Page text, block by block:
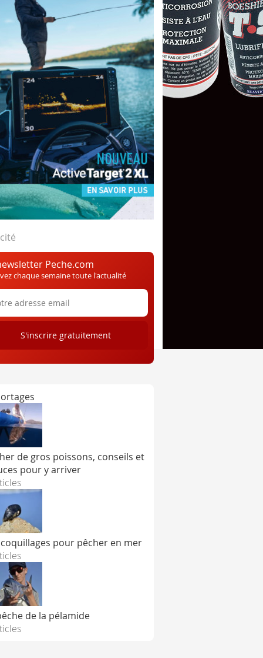
Peche.com
chaque semaine toute l'actualité
de gros poissons, conseils et
pour y arriver
pour pêcher en mer
de la pélamide